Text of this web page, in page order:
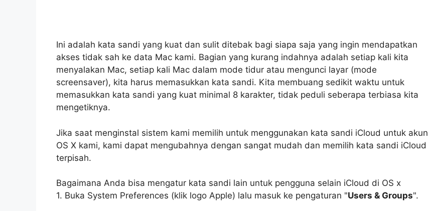
Ini adalah kata sandi yang kuat dan sulit ditebak bagi siapa saja yang ingin mendapatkan
akses tidak sah ke data Mac kami. Bagian yang kurang indahnya adalah setiap kali kita
menyalakan Mac, setiap kali Mac dalam mode tidur atau mengunci layar (mode
screensaver), kita harus memasukkan kata sandi. Kita membuang sedikit waktu untuk
memasukkan kata sandi yang kuat minimal 8 karakter, tidak peduli seberapa terbiasa kita
mengetiknya.
Jika saat menginstal sistem kami memilih untuk menggunakan kata sandi iCloud untuk akun
OS X kami, kami dapat mengubahnya dengan sangat mudah dan memilih kata sandi iCloud
terpisah.
Bagaimana Anda bisa mengatur kata sandi lain untuk pengguna selain iCloud di OS x
1. Buka System Preferences (klik logo Apple) lalu masuk ke pengaturan "Users & Groups".